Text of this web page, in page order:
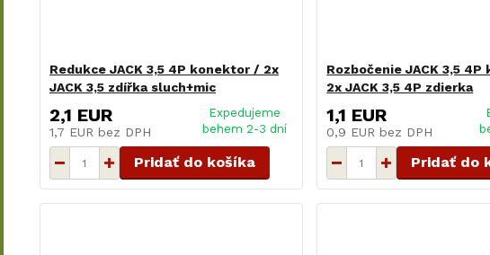
Redukce JACK 3,5 4P konektor / 2x
JACK 3,5 zdířka sluch+mic
2,1 EUR
1,7 EUR bez DPH
Expedujeme
behem 2-3 dní
Pridať do košíka
Rozbočenie JACK 3,5
2x JACK 3,5 4P zdierka
1,1 EUR
0,9 EUR bez DPH
Pridať do